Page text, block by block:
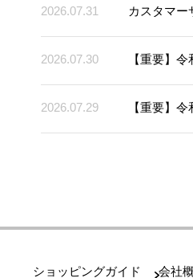
2026.07.31 カスタマー
2026.07.30 【重要】
2026.07.29 【重要】
ショッピングガイド 会社